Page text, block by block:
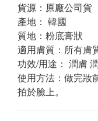
貨源：原廠公司貨
產地： 韓國
質地：粉底膏狀
適用膚質：所有膚
功效/用途： 潤膚
使用方法：做完妝
拍於臉上。